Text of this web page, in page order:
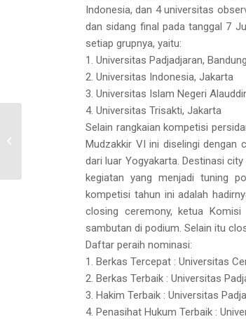
Indonesia, dan 4 universitas
dan sidang final pada tanggal 7
setiap grupnya, yaitu:
1. Universitas Padjadjaran, Bandung
2. Universitas Indonesia, Jakarta
3. Universitas Islam Negeri
4. Universitas Trisakti, Jakarta
Selain rangkaian kompetisi
Mudzakkir VI ini diselingi dengan
dari luar Yogyakarta. Destinasi
kegiatan yang menjadi tuning
kompetisi tahun ini adalah
closing ceremony, ketua
sambutan di podium. Selain itu
Daftar peraih nominasi:
1. Berkas Tercepat : Universitas
2. Berkas Terbaik : Universitas
3. Hakim Terbaik : Universitas
4. Penasihat Hukum Terbaik :
Hujan Doorprize warnai
Milad UII 72 di FH